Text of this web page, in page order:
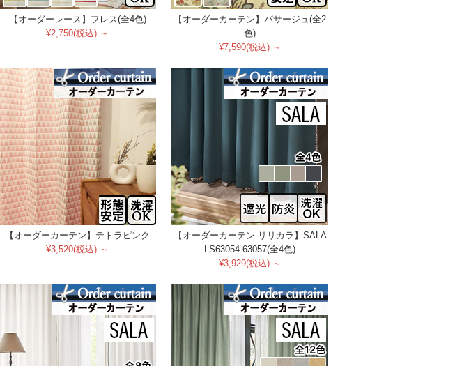
【オーダーレース】フレス(全4色)
¥2,750(税込) ～
【オーダーカーテン】パサージュ(全2
色)
¥7,590(税込) ～
【オーダーカーテン】テトラピンク
¥3,520(税込) ～
【オーダーカーテン リリカラ】SALA
LS63054-63057(全4色)
¥3,929(税込) ～